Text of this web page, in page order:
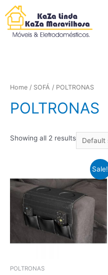
Home / SOFÁ / POLTRONAS
POLTRONAS
Showing all 2 results
Sale!
POLTRONAS